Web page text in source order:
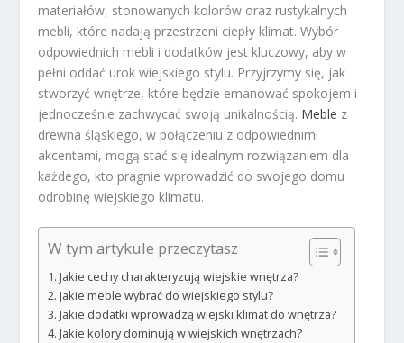
materiałów, stonowanych kolorów oraz rustykalnych
mebli, które nadają przestrzeni ciepły klimat. Wybór
odpowiednich mebli i dodatków jest kluczowy, aby w
pełni oddać urok wiejskiego stylu. Przyjrzymy się, jak
stworzyć wnętrze, które będzie emanować spokojem i
jednocześnie zachwycać swoją unikalnością. Meble z
drewna śląskiego, w połączeniu z odpowiednimi
akcentami, mogą stać się idealnym rozwiązaniem dla
każdego, kto pragnie wprowadzić do swojego domu
odrobinę wiejskiego klimatu.
W tym artykule przeczytasz
Jakie cechy charakteryzują wiejskie wnętrza?
Jakie meble wybrać do wiejskiego stylu?
Jakie dodatki wprowadzą wiejski klimat do wnętrza?
Jakie kolory dominują w wiejskich wnętrzach?